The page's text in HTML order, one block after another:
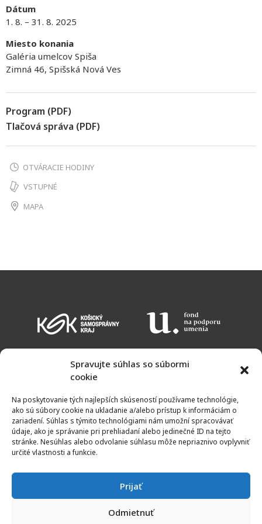
Spravujte súhlas so súbormi
cookie
Na poskytovanie tých najlepších skúseností používame technológie,
ako sú súbory cookie na ukladanie a/alebo prístup k informáciám o
zariadení. Súhlas s týmito technológiami nám umožní spracovávať
údaje, ako je správanie pri prehliadaní alebo jedinečné ID na tejto
stránke. Nesúhlas alebo odvolanie súhlasu môže nepriaznivo ovplyvniť
určité vlastnosti a funkcie.
Prijať
Odmietnuť
Dátum
1. 8. – 31. 8. 2025
Miesto konania
Galéria umelcov Spiša
Zimná 46, Spišská Nová Ves
Program (PDF)
Tlačová správa (PDF)
OTVÁRACIE HODINY
VSTUPNÉ
MAPA
KALENDÁR PODUJATÍ
NEWSLETTER